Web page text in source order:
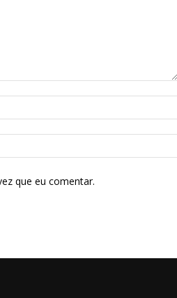
que eu comentar.